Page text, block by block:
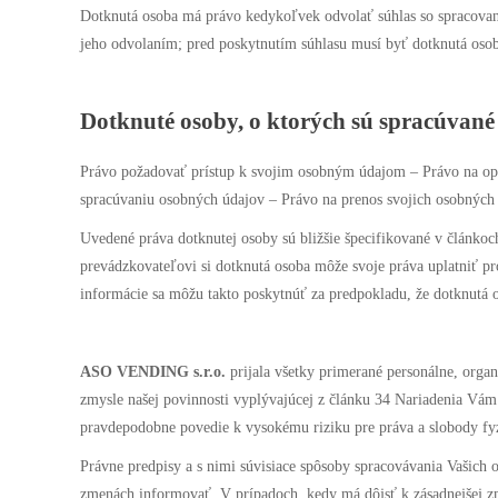
Dotknutá osoba má právo kedykoľvek odvolať súhlas so
jeho odvolaním; pred poskytnutím súhlasu musí byť dotknutá
Dotknuté osoby, o ktorých sú
Právo požadovať prístup k svojim osobným údajom – Právo na
spracúvaniu osobných údajov – Právo na prenos svojich
Uvedené práva dotknutej osoby sú bližšie špecifikované v
prevádzkovateľovi si dotknutá osoba môže svoje práva uplatniť
informácie sa môžu takto poskytnúť za predpokladu, že dotknutá
ASO VENDING s.r.o. prijala všetky primerané personálne,
zmysle našej povinnosti vyplývajúcej z článku 34 Nariadenia
pravdepodobne povedie k vysokému riziku pre práva a slobody
Právne predpisy a s nimi súvisiace spôsoby spracovávania
zmenách informovať. V prípadoch, kedy má dôjsť k zásadnejšej